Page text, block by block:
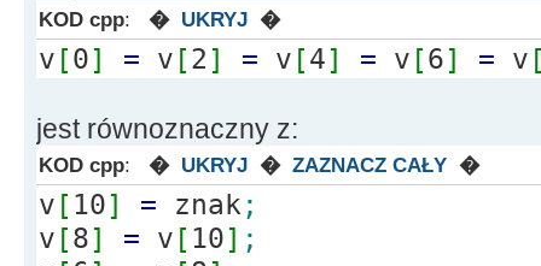
/* jeżeli EditX->Text nic
przerwij */
// {
// ShowMessage("Najpierw
dane");
// return;
KOD cpp: � UKRYJ �
v [0] = v [2] = v [4] = v [6] = v
jest równoznaczny z:
KOD cpp: � UKRYJ � ZAZNACZ CAŁY �
v [ 10] = znak ;
v [8] = v [ 10] ;